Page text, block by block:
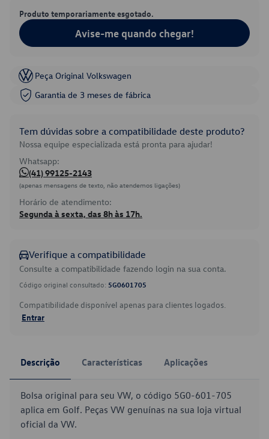
Produto temporariamente esgotado.
Avise-me quando chegar!
Peça Original Volkswagen
Garantia de 3 meses de fábrica
Tem dúvidas sobre a compatibilidade deste produto?
Nossa equipe especializada está pronta para ajudar!
Whatsapp:
(41) 99125-2143
(apenas mensagens de texto, não atendemos ligações)
Horário de atendimento:
Segunda à sexta, das 8h às 17h.
Verifique a compatibilidade
Consulte a compatibilidade fazendo login na sua conta.
Código original consultado: 5G0601705
Compatibilidade disponível apenas para clientes logados.
Entrar
Descrição Características Aplicações
Bolsa original para seu VW, o código 5G0-601-705
aplica em Golf. Peças VW genuínas na sua loja virtual
oficial da VW.